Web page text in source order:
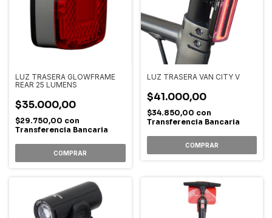
LUZ TRASERA GLOWFRAME
REAR 25 LUMENS
$35.000,00
$29.750,00 con
Transferencia Bancaria
LUZ TRASERA VAN CITY V
$41.000,00
$34.850,00 con
Transferencia Bancaria